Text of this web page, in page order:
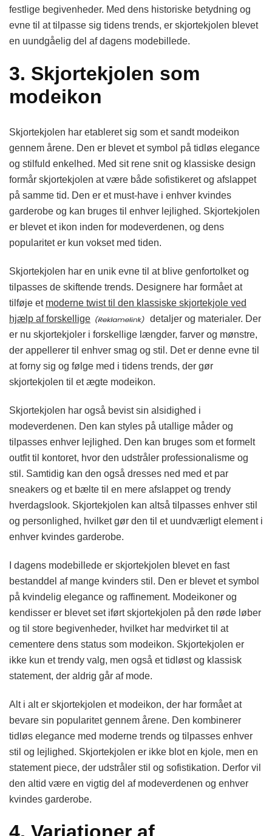
festlige begivenheder. Med dens historiske betydning og
evne til at tilpasse sig tidens trends, er skjortekjolen blevet
en uundgåelig del af dagens modebillede.
3. Skjortekjolen som
modeikon
Skjortekjolen har etableret sig som et sandt modeikon
gennem årene. Den er blevet et symbol på tidløs elegance
og stilfuld enkelhed. Med sit rene snit og klassiske design
formår skjortekjolen at være både sofistikeret og afslappet
på samme tid. Den er et must-have i enhver kvindes
garderobe og kan bruges til enhver lejlighed. Skjortekjolen
er blevet et ikon inden for modeverdenen, og dens
popularitet er kun vokset med tiden.
Skjortekjolen har en unik evne til at blive genfortolket og
tilpasses de skiftende trends. Designere har formået at
tilføje et moderne twist til den klassiske skjortekjole ved
hjælp af forskellige
detaljer og materialer. Der
er nu skjortekjoler i forskellige længder, farver og mønstre,
der appellerer til enhver smag og stil. Det er denne evne til
at forny sig og følge med i tidens trends, der gør
skjortekjolen til et ægte modeikon.
Skjortekjolen har også bevist sin alsidighed i
modeverdenen. Den kan styles på utallige måder og
tilpasses enhver lejlighed. Den kan bruges som et formelt
outfit til kontoret, hvor den udstråler professionalisme og
stil. Samtidig kan den også dresses ned med et par
sneakers og et bælte til en mere afslappet og trendy
hverdagslook. Skjortekjolen kan altså tilpasses enhver stil
og personlighed, hvilket gør den til et uundværligt element i
enhver kvindes garderobe.
I dagens modebillede er skjortekjolen blevet en fast
bestanddel af mange kvinders stil. Den er blevet et symbol
på kvindelig elegance og raffinement. Modeikoner og
kendisser er blevet set iført skjortekjolen på den røde løber
og til store begivenheder, hvilket har medvirket til at
cementere dens status som modeikon. Skjortekjolen er
ikke kun et trendy valg, men også et tidløst og klassisk
statement, der aldrig går af mode.
Alt i alt er skjortekjolen et modeikon, der har formået at
bevare sin popularitet gennem årene. Den kombinerer
tidløs elegance med moderne trends og tilpasses enhver
stil og lejlighed. Skjortekjolen er ikke blot en kjole, men en
statement piece, der udstråler stil og sofistikation. Derfor vil
den altid være en vigtig del af modeverdenen og enhver
kvindes garderobe.